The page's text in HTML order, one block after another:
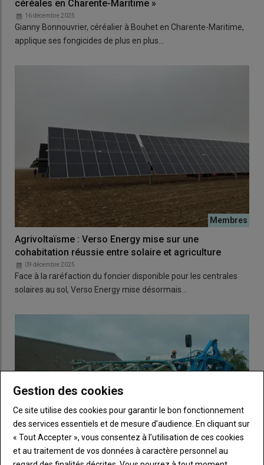
céréales en Charente-Maritime »
16 décembre 2025
Gianny Bonnouvrier, céréalier à Bouhet en Charente-Maritime,
applique ses fongicides de plus en plus…
Agrivoltaïsme : Verso Energy mise sur une
cohabitation réussie entre solaire et agriculture
09 décembre 2025
Face à la raréfaction du foncier disponible pour les centrales
solaires au sol, Verso Energy mise désormais…
Gestion des cookies
Ce site utilise des cookies pour garantir le bon fonctionnement
des services essentiels et de mesure d’audience. En cliquant sur
« Tout Accepter », vous consentez à l’utilisation de ces cookies
et au traitement de vos données à caractère personnel au